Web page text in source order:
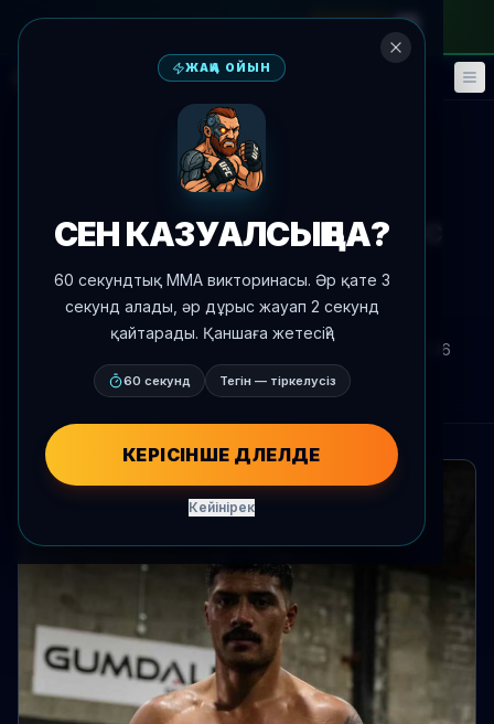
🎮 Фэнтези Оқиғалар
Жекпе-жек хабарландыруы
Джуниор Тафа vs. Ce Liu UFC
Shanghai-та 29 тамызда
ұйымдастырылады
, 0:36
AgentMMA.com
ЖАҢА ОЙЫН
СЕН КАЗУАЛСЫҢ БА?
60 секундтық MMA викторинасы. Әр қате 3
секунд алады, әр дұрыс жауап 2 секунд
қайтарады. Қаншаға жетесің?
60 секунд Тегін — тіркелусіз
КЕРІСІНШЕ ДӘЛЕЛДЕ
Кейінірек